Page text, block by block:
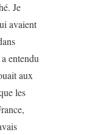
Je
avaient
entendu
aux
les